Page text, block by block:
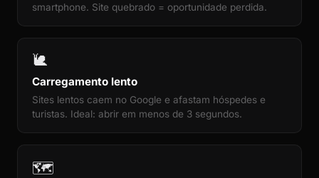
smartphone. Site quebrado = oportunidade perdida.
🐌
Carregamento lento
Sites lentos caem no Google e afastam hóspedes e
turistas. Ideal: abrir em menos de 3 segundos.
🗺️